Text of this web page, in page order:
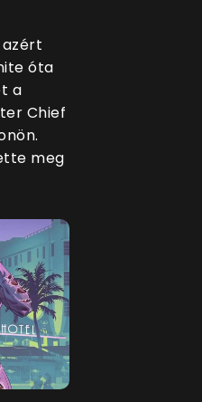
azért
óta
a
Chief
meg